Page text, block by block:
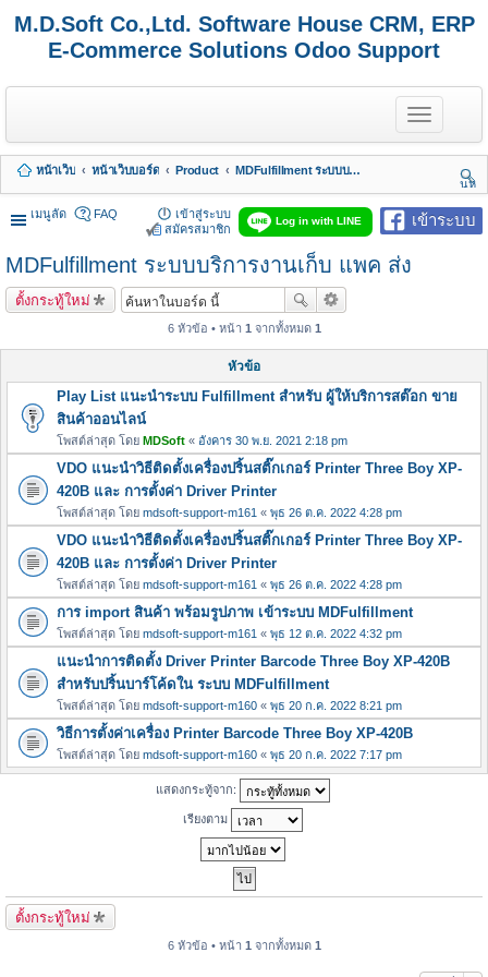
M.D.Soft Co.,Ltd. Software House CRM, ERP
E-Commerce Solutions Odoo Support
T
o
g
e
n
a
หน้าเว็บ หน้าเว็บบอร์ด Product
MDFulfillment ระบบบริการงานเก็บ แพค ส่ง
นห
า
เมนูลัด
เข้าระบบ
Log in with LINE
FAQ
เข้าสู่ระบบ
สมัครสมาชิก
MDFulfillment ระบบบริการงานเก็บ แพค ส่ง
ตั้งกระทู้ใหม่
6 หัวข้อ • หน้า 1 จากทั้งหมด 1
หัวข้อ
Play List แนะนำระบบ Fulfillment สำหรับ ผู้ให้บริการสต๊อก ขาย
สินค้าออนไลน์
โพสต์ล่าสุด โดย MDSoft « อังคาร 30 พ.ย. 2021 2:18 pm
VDO แนะนำวิธีติดตั้งเครื่องปริ้นสติ๊กเกอร์ Printer Three Boy XP-
420B และ การตั้งค่า Driver Printer
โพสต์ล่าสุด โดย mdsoft-support-m161 « พุธ 26 ต.ค. 2022 4:28 pm
VDO แนะนำวิธีติดตั้งเครื่องปริ้นสติ๊กเกอร์ Printer Three Boy XP-
420B และ การตั้งค่า Driver Printer
โพสต์ล่าสุด โดย mdsoft-support-m161 « พุธ 26 ต.ค. 2022 4:28 pm
การ import สินค้า พร้อมรูปภาพ เข้าระบบ MDFulfillment
โพสต์ล่าสุด โดย mdsoft-support-m161 « พุธ 12 ต.ค. 2022 4:32 pm
แนะนำการติดตั้ง Driver Printer Barcode Three Boy XP-420B
สำหรับปริ้นบาร์โค้ดใน ระบบ MDFulfillment
โพสต์ล่าสุด โดย mdsoft-support-m160 « พุธ 20 ก.ค. 2022 8:21 pm
วิธีการตั้งค่าเครื่อง Printer Barcode Three Boy XP-420B
โพสต์ล่าสุด โดย mdsoft-support-m160 « พุธ 20 ก.ค. 2022 7:17 pm
แสดงกระทู้จาก:
เรียงตาม
ตั้งกระทู้ใหม่
6 หัวข้อ • หน้า 1 จากทั้งหมด 1